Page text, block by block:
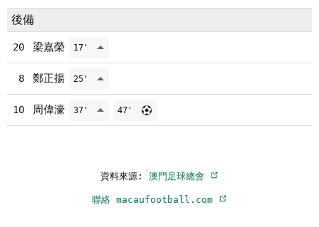
後備
20 梁嘉榮 17'
8 鄭正揚 25'
10 周偉濠 37' 47'
資料來源: 澳門足球總會
聯絡 macaufootball.com